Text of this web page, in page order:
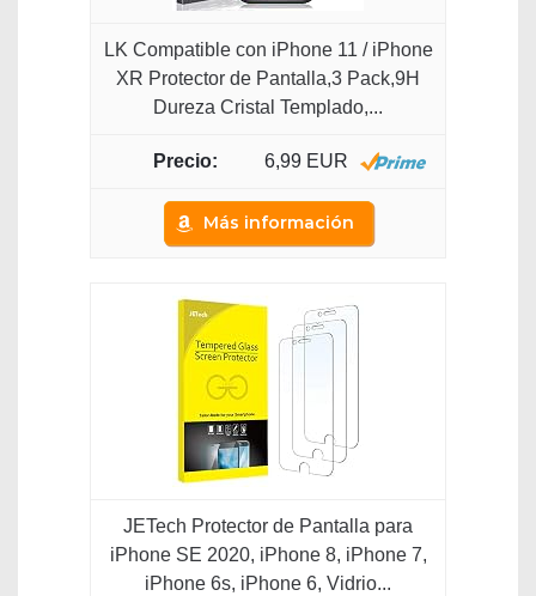
LK Compatible con iPhone 11 / iPhone
XR Protector de Pantalla,3 Pack,9H
Dureza Cristal Templado,...
6,99 EUR
Más información
JETech Protector de Pantalla para
iPhone SE 2020, iPhone 8, iPhone 7,
iPhone 6s, iPhone 6, Vidrio...